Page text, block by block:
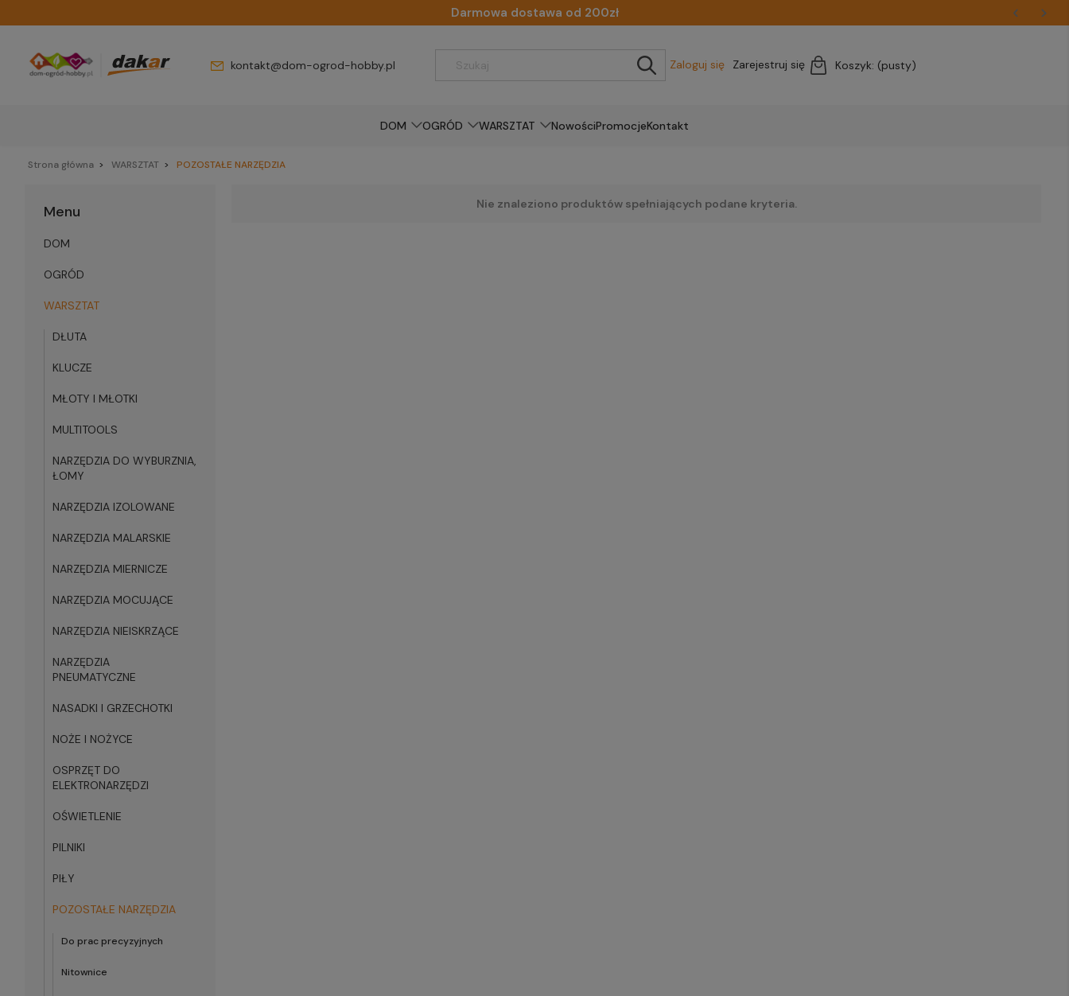
Darmowa dostawa od 200zł
kontakt@dom-ogrod-hobby.pl Zaloguj się Zarejestruj się Koszyk: (pusty)
DOM OGRÓD WARSZTAT NowościPromocjeKontakt
Strona główna WARSZTAT POZOSTAŁE NARZĘDZIA
Menu
DOM
OGRÓD
WARSZTAT
DŁUTA
KLUCZE
MŁOTY I MŁOTKI
MULTITOOLS
NARZĘDZIA DO WYBURZNIA,
ŁOMY
NARZĘDZIA IZOLOWANE
NARZĘDZIA MALARSKIE
NARZĘDZIA MIERNICZE
NARZĘDZIA MOCUJĄCE
NARZĘDZIA NIEISKRZĄCE
NARZĘDZIA
PNEUMATYCZNE
NASADKI I GRZECHOTKI
NOŻE I NOŻYCE
OSPRZĘT DO
ELEKTRONARZĘDZI
OŚWIETLENIE
PILNIKI
PIŁY
POZOSTAŁE NARZĘDZIA
Do prac precyzyjnych
Nitownice
Nie znaleziono produktów spełniających podane kryteria.